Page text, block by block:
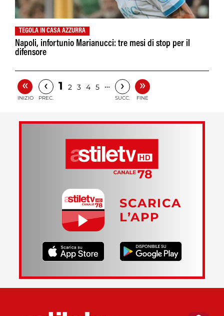
TEGOLA IN CASA AZZURRA
Napoli, infortunio Marianucci: tre mesi di stop per il
difensore
«
INIZIO
‹
PREC.
1 2 3 4 5 … ›
SUCC.
»
FINE
SCARICA
L’APP